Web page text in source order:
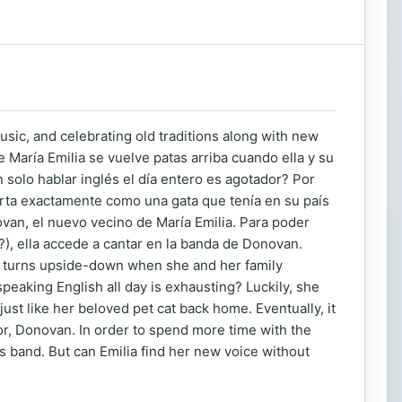
and celebrating old traditions along with new
Emilia se vuelve patas arriba cuando ella y su
hablar inglés el día entero es agotador? Por
exactamente como una gata que tenía en su país
el nuevo vecino de María Emilia. Para poder
ella accede a cantar en la banda de Donovan.
upside-down when she and her family
English all day is exhausting? Luckily, she
like her beloved pet cat back home. Eventually, it
Donovan. In order to spend more time with the
But can Emilia find her new voice without